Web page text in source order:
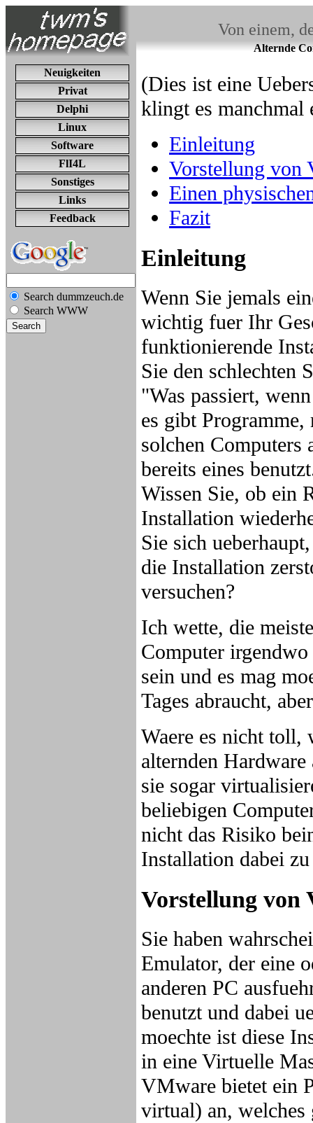
Von einem,
Alternde
Neuigkeiten
Privat
Delphi
Linux
Software
FlI4L
Sonstiges
Links
Feedback
Search dummzeuch.de
Search WWW
(Dies ist eine
klingt es manchmal
Einleitung
Vorstellung von
Einen
Fazit
Einleitung
Wenn Sie jemals
wichtig fuer Ihr
funktionierende
Sie den schlechten
"Was passiert,
es gibt Programme,
solchen Computers
bereits eines
Wissen Sie, ob ein
Installation
Sie sich
die Installation
versuchen?
Ich wette, die
Computer
sein und es mag
Tages abraucht,
Waere es nicht toll,
alternden
sie sogar
beliebigen
nicht das Risiko
Installation dabei zu
Vorstellung von
Sie haben
Emulator, der eine
anderen PC
benutzt und dabei
moechte ist diese
in eine Virtuelle
VMware bietet ein
virtual) an, welches